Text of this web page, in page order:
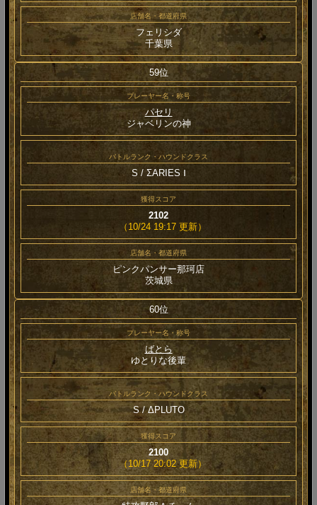
店舗名・都道府県
フェリシダ
千葉県
59位
プレーヤー名・称号
パセリ
ジャベリンの神
バトルランク・ハウンドクラス
S / ΣARIES Ⅰ
獲得スコア
2102
（10/24 19:17 更新）
店舗名・都道府県
ピンクパンサー那珂店
茨城県
60位
プレーヤー名・称号
ばとら
ゆとりな後輩
バトルランク・ハウンドクラス
S / ΔPLUTO
獲得スコア
2100
（10/17 20:02 更新）
店舗名・都道府県